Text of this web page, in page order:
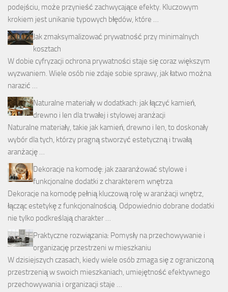
podejściu, może przynieść zachwycające efekty. Kluczowym
krokiem jest unikanie typowych błędów, które …
Jak zmaksymalizować prywatność przy minimalnych
kosztach
W dobie cyfryzacji ochrona prywatności staje się coraz większym
wyzwaniem. Wiele osób nie zdaje sobie sprawy, jak łatwo można
narazić …
Naturalne materiały w dodatkach: jak łączyć kamień,
drewno i len dla trwałej i stylowej aranżacji
Naturalne materiały, takie jak kamień, drewno i len, to doskonały
wybór dla tych, którzy pragną stworzyć estetyczną i trwałą
aranżację …
Dekoracje na komodę: jak zaaranżować stylowe i
funkcjonalne dodatki z charakterem wnętrza
Dekoracje na komodę pełnią kluczową rolę w aranżacji wnętrz,
łącząc estetykę z funkcjonalnością. Odpowiednio dobrane dodatki
nie tylko podkreślają charakter …
Praktyczne rozwiązania: Pomysły na przechowywanie i
organizację przestrzeni w mieszkaniu
W dzisiejszych czasach, kiedy wiele osób zmaga się z ograniczoną
przestrzenią w swoich mieszkaniach, umiejętność efektywnego
przechowywania i organizacji staje …